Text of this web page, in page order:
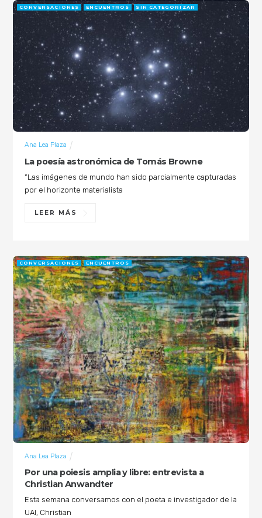
La poesía astronómica de Tomás Browne
Ana Lea Plaza
CONVERSACIONES ENCUENTROS SIN CATEGORIZAR
“Las imágenes de mundo han sido parcialmente capturadas
por el horizonte materialista
LEER MÁS
Por una poiesis amplia y libre: entrevista a
Christian Anwandter
Ana Lea Plaza
CONVERSACIONES ENCUENTROS
Esta semana conversamos con el poeta e investigador de la
UAI, Christian